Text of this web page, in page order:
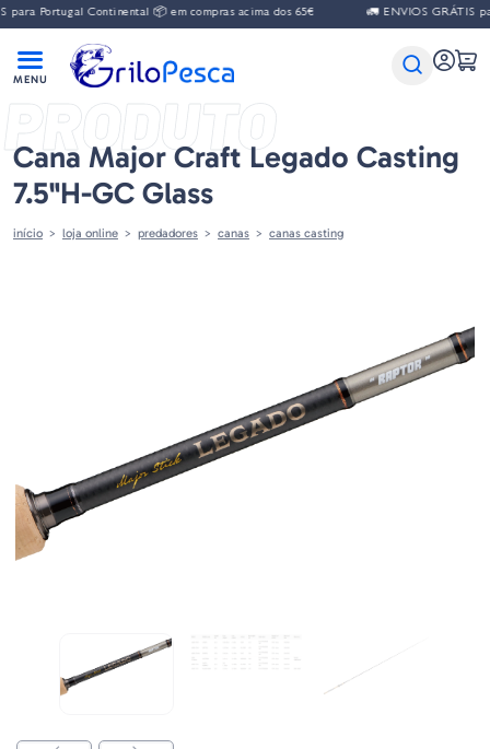
para Portugal Continental 📦 em compras acima dos 65€ 🚛 ENVIOS GRÁTIS
PRODUTO
Cana Major Craft Legado Casting
7.5"H-GC Glass
início loja online predadores canas canas casting